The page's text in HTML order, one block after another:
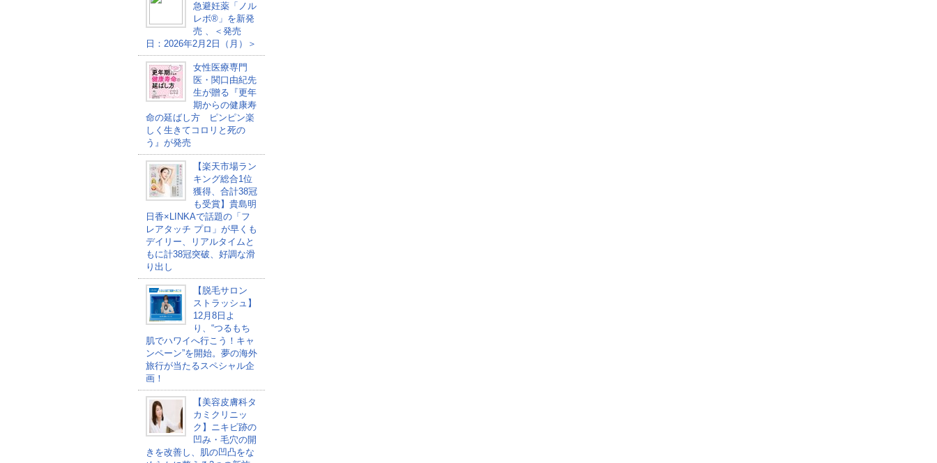
急避妊薬「ノル
レボ®」を新発
売 、＜発売
日：2026年2月2日（月）＞
女性医療専門
医・関口由紀先
生が贈る『更年
期からの健康寿
命の延ばし方 ピンピン楽
しく生きてコロリと死の
う』が発売
【楽天市場ラン
キング総合1位
獲得、合計38冠
も受賞】貴島明
日香×LINKAで話題の「フ
レアタッチ プロ」が早くも
デイリー、リアルタイムと
もに計38冠突破、好調な滑
り出し
【脱毛サロン
ストラッシュ】
12月8日よ
り、“つるもち
肌でハワイへ行こう！キャ
ンペーン”を開始。夢の海外
旅行が当たるスペシャル企
画！
【美容皮膚科タ
カミクリニッ
ク】ニキビ跡の
凹み・毛穴の開
きを改善し、肌の凹凸をな